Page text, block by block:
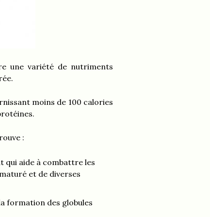
une variété de nutriments
moins de 100 calories
:
qui aide à combattre les
et de diverses
formation des globules